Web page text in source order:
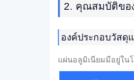
2. คุณสมบัติขอ
องค์ประกอบวัสดุ
แผ่นอลูมิเนียมมีอยู่ใน